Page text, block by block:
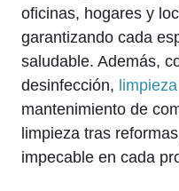
oficinas, hogares y
garantizando cada
saludable. Además,
desinfección,
mantenimiento de
limpieza tras
impecable en cada